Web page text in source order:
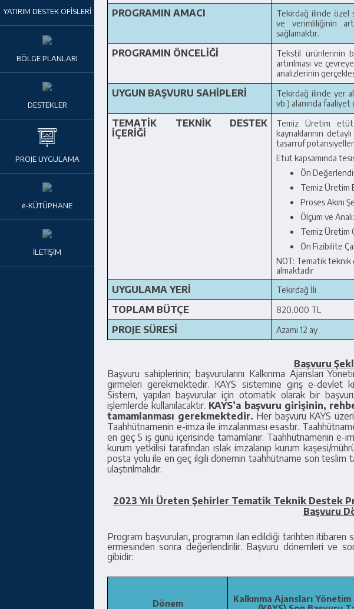
YATIRIM DESTEK OFİSLERİ
BÖLGE PLANLARI
DESTEKLER
PROJE UYGULAMA
e-KÜTÜPHANE
İLETİŞİM
PROGRAMIN AMACI
Tekirdağ ilinde özel
ve verimliliğinin
sağlamaktır.
PROGRAMIN ÖNCELİĞİ
Tekstil ürünlerinin
artırılması ve
analizlerinin
UYGUN BAŞVURU SAHİPLERİ
Tekirdağ ilinde yer
vb.) alanında
TEMATİK TEKNİK DESTEK
İÇERİĞİ
Temiz Üretim etüt
kaynaklarının
tasarruf
Etüt kapsamında
Ön
Temiz Üretim
Proses Akım
Ölçüm ve
Temiz Üretim
Ön Fizibilite
NOT: Tematik teknik
almaktadır
UYGULAMA YERİ Tekirdağ İli
TOPLAM BÜTÇE 820.000 TL
PROJE SÜRESİ Azami 12 ay
Başvuru
Başvuru sahiplerinin; başvurularını Kalkınma Ajansları
girmeleri gerekmektedir. KAYS sistemine giriş e-devlet
Sistem, yapılan başvurular için otomatik olarak bir
işlemlerde kullanılacaktır. KAYS’a başvuru girişinin,
tamamlanması gerekmektedir. Her başvuru KAYS
Taahhütnamenin e-imza ile imzalanması esastır.
en geç 5 iş günü içerisinde tamamlanır. Taahhütnamenin e-
kurum yetkilisi tarafından ıslak imzalanıp kurum kaşesi/
posta yolu ile en geç ilgili dönemin taahhütname son teslim
ulaştırılmalıdır.
2023 Yılı Üreten Şehirler Tematik Teknik Destek
Başvuru
Program başvuruları, programın ilan edildiği tarihten itibaren
ermesinden sonra değerlendirilir. Başvuru dönemleri ve
gibidir:
Dönem
Kalkınma Ajansları